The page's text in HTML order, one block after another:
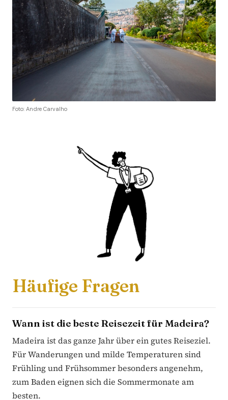
Foto: Andre Carvalho
Häufige Fragen
Wann ist die beste Reisezeit für Madeira?
Madeira ist das ganze Jahr über ein gutes Reiseziel.
Für Wanderungen und milde Temperaturen sind
Frühling und Frühsommer besonders angenehm,
zum Baden eignen sich die Sommermonate am
besten.